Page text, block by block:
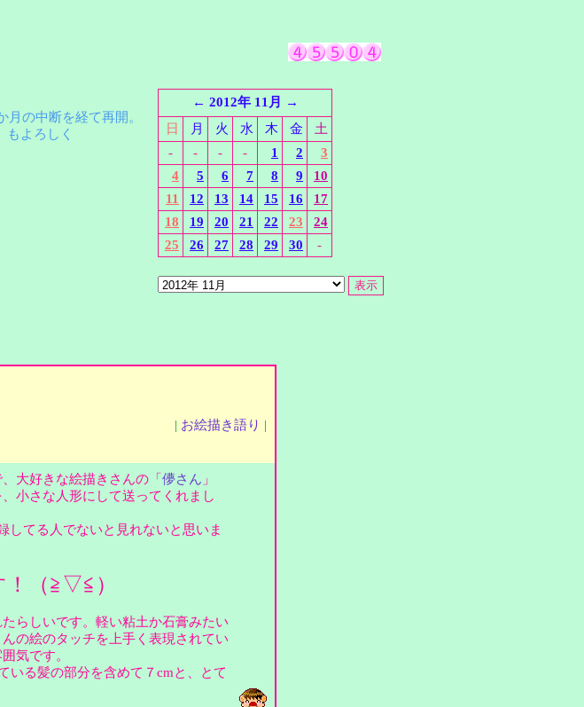
の中断を経て再開。
もよろしく
← 2012年 11月
→
日
月 火 水 木 金
土
-
- - - 1 2
3
4
5 6 7 8 9
10
11
12 13 14 15 16
17
18
19 20 21 22 23
24
25
26 27 28 29 30 -
| お絵描き語り |
大好きな絵描きさんの「 儚さん 」
、小さな人形にして送ってくれまし
してる人でないと見れないと思いま
（≧▽≦）
らしいです。軽い粘土か石膏みたい
の絵のタッチを上手く表現されてい
気です。
る髪の部分を含めて７cmと、とて